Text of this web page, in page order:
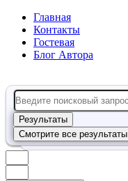
Главная
Контакты
Гостевая
Блог Автора
Search
...
Результаты
Смотрите все результаты